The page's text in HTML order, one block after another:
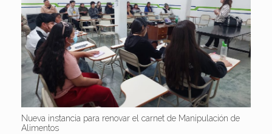
Nueva instancia para renovar el carnet de Manipulación de
Alimentos